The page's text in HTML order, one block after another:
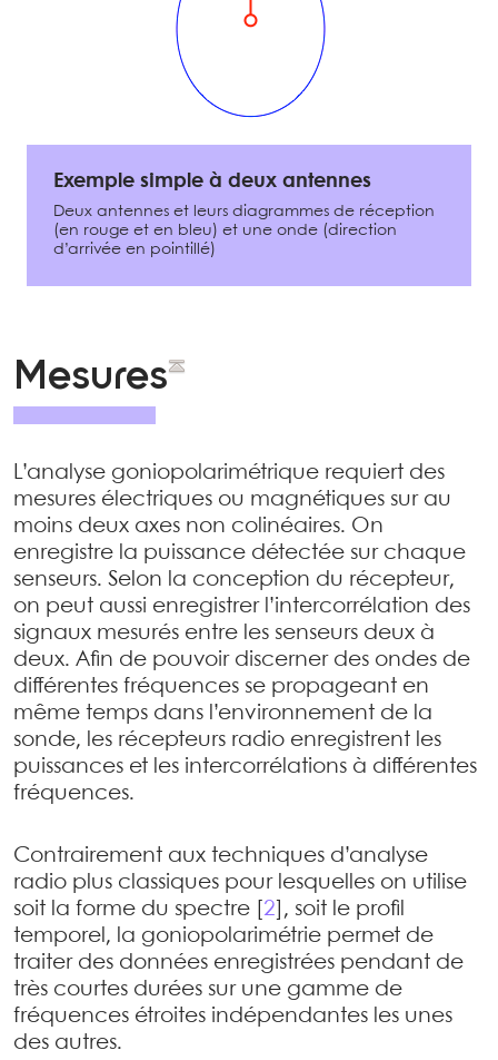
Exemple simple à deux antennes
Deux antennes et leurs diagrammes de réception
(en rouge et en bleu) et une onde (direction
d’arrivée en pointillé)
Mesures
L’analyse goniopolarimétrique requiert des
mesures électriques ou magnétiques sur au
moins deux axes non colinéaires. On
enregistre la puissance détectée sur chaque
senseurs. Selon la conception du récepteur,
on peut aussi enregistrer l’intercorrélation des
signaux mesurés entre les senseurs deux à
deux. Afin de pouvoir discerner des ondes de
différentes fréquences se propageant en
même temps dans l’environnement de la
sonde, les récepteurs radio enregistrent les
puissances et les intercorrélations à différentes
fréquences.
Contrairement aux techniques d’analyse
radio plus classiques pour lesquelles on utilise
soit la forme du spectre
2 , soit le profil
temporel, la goniopolarimétrie permet de
traiter des données enregistrées pendant de
très courtes durées sur une gamme de
fréquences étroites indépendantes les unes
des autres.